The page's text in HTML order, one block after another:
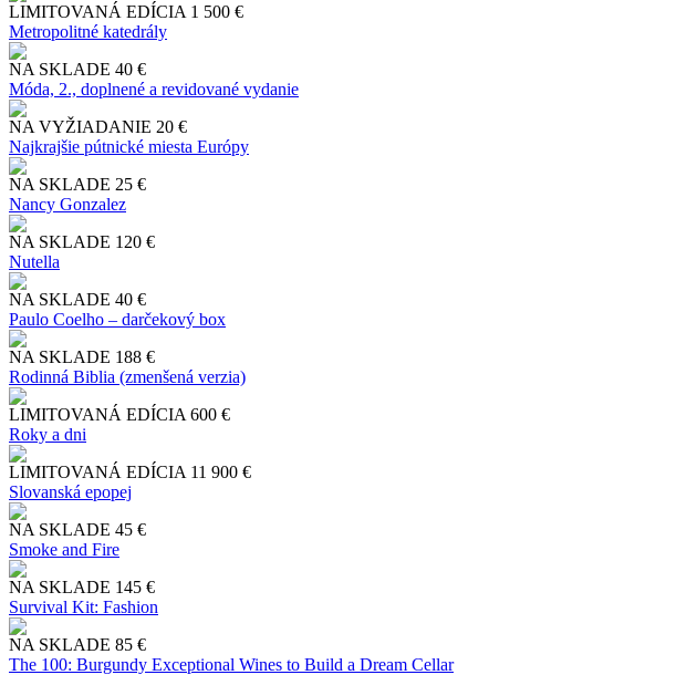
LIMITOVANÁ EDÍCIA 1 500 €
Metropolitné katedrály
NA SKLADE 40 €
Móda, 2., doplnené a revidované vydanie
NA VYŽIADANIE 20 €
Najkrajšie pútnické miesta Európy
NA SKLADE 25 €
Nancy Gonzalez
NA SKLADE 120 €
Nutella
NA SKLADE 40 €
Paulo Coelho – darčekový box
NA SKLADE 188 €
Rodinná Biblia (zmenšená verzia)
LIMITOVANÁ EDÍCIA 600 €
Roky a dni
LIMITOVANÁ EDÍCIA 11 900 €
Slo​vanská epopej
NA SKLADE 45 €
Smoke and Fire
NA SKLADE 145 €
Survival Kit: Fashion
NA SKLADE 85 €
The 100: Burgundy Exceptional Wines to Build a Dream Cellar